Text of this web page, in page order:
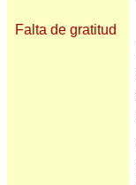
Falta de gratitud